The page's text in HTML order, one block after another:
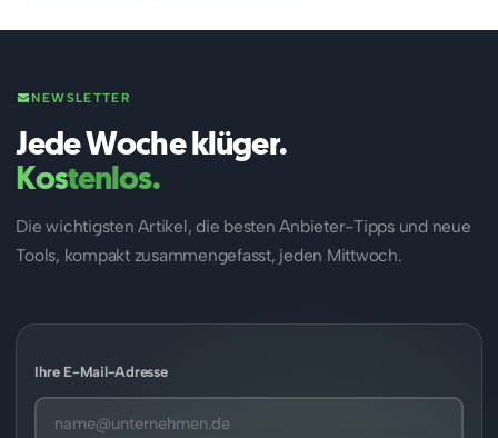
NEWSLETTER
Jede Woche klüger.
Kostenlos.
Die wichtigsten Artikel, die besten Anbieter-Tipps und neue
Tools, kompakt zusammengefasst, jeden Mittwoch.
Ihre E-Mail-Adresse